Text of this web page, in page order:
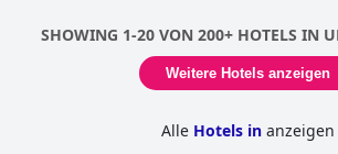
SHOWING 1-20 VON 200+ HOTELS IN
Weitere Hotels anzeigen
Alle Hotels in anzeigen